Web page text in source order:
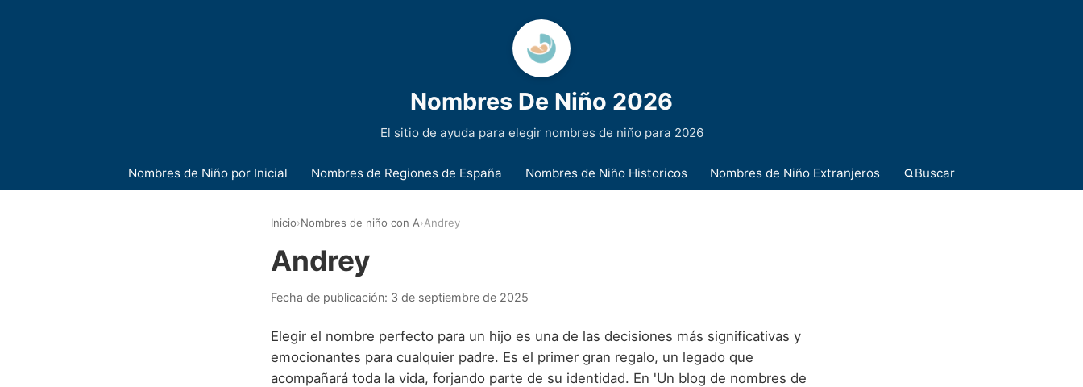
Nombres De Niño 2026
El sitio de ayuda para elegir nombres de niño para 2026
Nombres de Niño por Inicial Nombres de Regiones de España Nombres de Niño Historicos Nombres de Niño Extranjeros Buscar
Inicio›Nombres de niño con A›Andrey
Andrey
Fecha de publicación: 3 de septiembre de 2025
Elegir el nombre perfecto para un hijo es una de las decisiones más significativas y
emocionantes para cualquier padre. Es el primer gran regalo, un legado que
acompañará toda la vida, forjando parte de su identidad. En 'Un blog de nombres de